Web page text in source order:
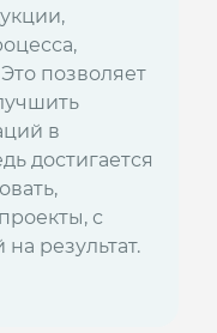
позволяет
в
достигается
с
результат.